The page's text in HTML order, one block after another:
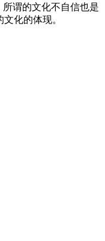
谓的文化不自信也是
化的体现。